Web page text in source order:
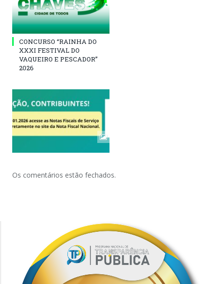
CONCURSO “RAINHA DO
XXXI FESTIVAL DO
VAQUEIRO E PESCADOR”
2026
Os comentários estão fechados.